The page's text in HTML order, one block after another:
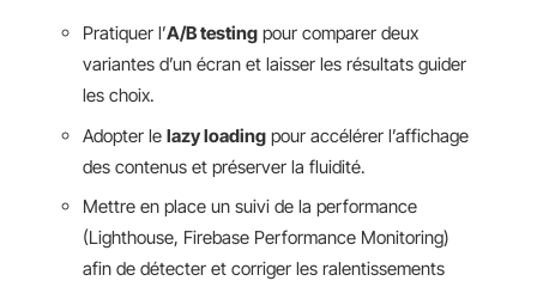
Pratiquer l’A/B testing pour comparer deux
variantes d’un écran et laisser les résultats guider
les choix.
Adopter le lazy loading pour accélérer l’affichage
des contenus et préserver la fluidité.
Mettre en place un suivi de la performance
(Lighthouse, Firebase Performance Monitoring)
afin de détecter et corriger les ralentissements